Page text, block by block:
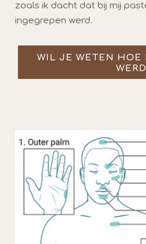
zoals ik dacht dat bij mij
ingegrepen werd.
WIL JE WETEN HOE